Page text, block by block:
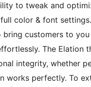
to tweak and
color & font
customers to
The Elation
integrity, whether
works perfectly. To